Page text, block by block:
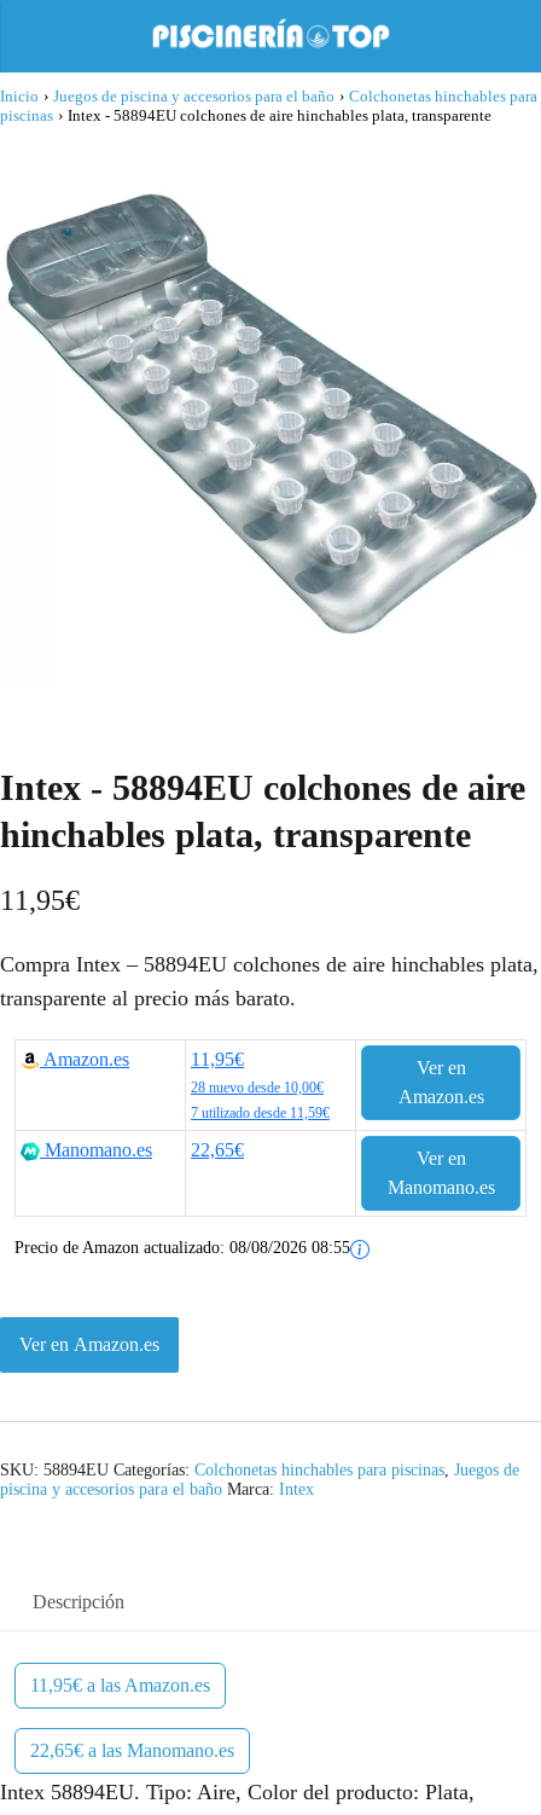
Inicio › Juegos de piscina y accesorios para el baño › Colchonetas hinchables para
piscinas › Intex - 58894EU colchones de aire hinchables plata, transparente
Intex - 58894EU colchones de aire
hinchables plata, transparente
11,95€
Compra Intex – 58894EU colchones de aire hinchables plata,
transparente al precio más barato.
Amazon.es 11,95€
28 nuevo desde 10,00€
7 utilizado desde 11,59€
Ver en
Amazon.es
Manomano.es 22,65€
Ver en
Manomano.es
Precio de Amazon actualizado: 08/08/2026 08:55
Ver en Amazon.es
SKU: 58894EU Categorías: Colchonetas hinchables para piscinas, Juegos de
piscina y accesorios para el baño Marca: Intex
Descripción
11,95€ a las Amazon.es
22,65€ a las Manomano.es
Intex 58894EU. Tipo: Aire, Color del producto: Plata,